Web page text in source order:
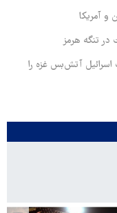
و آمریکا
در تنگه هرمز
اسرائیل آتش‌بس غزه را